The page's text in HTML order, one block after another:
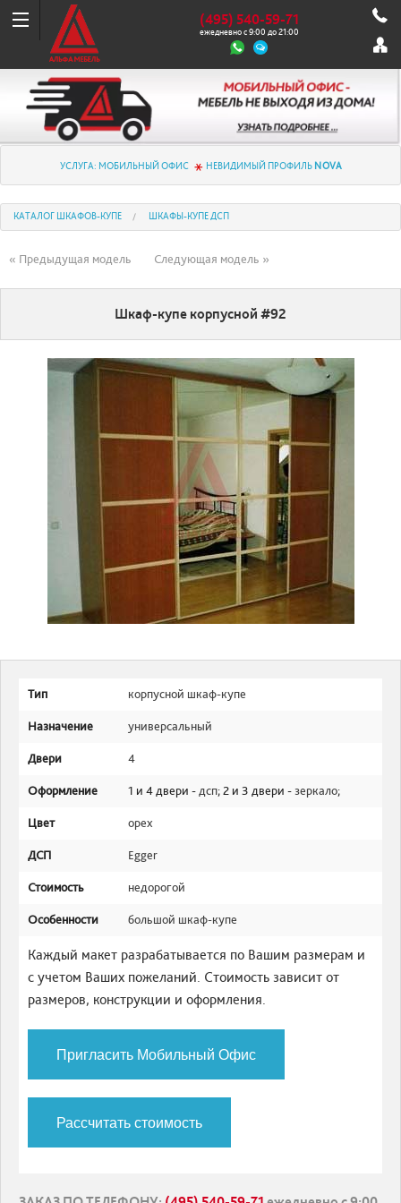
(495) 540-59-71
ежедневно с 9:00 до 21:00
УСЛУГА: МОБИЛЬНЫЙ ОФИС НЕВИДИМЫЙ ПРОФИЛЬ NOVA
КАТАЛОГ ШКАФОВ-КУПЕ ШКАФЫ-КУПЕ ДСП
« Предыдущая модель Следующая модель »
Шкаф-купе корпусной #92
Тип корпусной шкаф-купе
Назначение универсальный
Двери 4
Оформление 1 и 4 двери -дсп; 2 и 3 двери -зеркало;
Цвет орех
ДСП Egger
Стоимость недорогой
Особенности большой шкаф-купе
Каждый макет разрабатывается по Вашим размерам и
с учетом Ваших пожеланий. Стоимость зависит от
размеров, конструкции и оформления.
Пригласить Мобильный Офис
Рассчитать стоимость